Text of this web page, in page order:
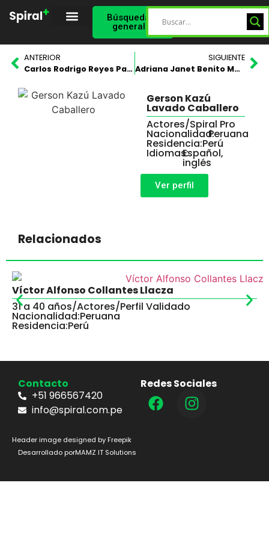
Búsqueda
general
ANTERIOR
Carlos Rodrigo Reyes Pavia
SIGUIENTE
Adriana Janet Benito Medina
Gerson Kazú
Lavado Caballero
Actores/Spiral Pro
Nacionalidad:Peruana
Residencia:Perú
Idiomas:Español,
inglés
Ver perfil
Relacionados
Víctor Alfonso Collantes Llacza
31 a 40 años/Actores/Perfil Validado
Nacionalidad:Peruana
Residencia:Perú
Contacto
+51 966567420
info@spiral.com.pe
Redes Sociales
Header image designed by Freepik
Desarrollado porMAMZ IT Solutions